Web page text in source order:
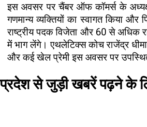
इस अवसर पर चैंबर ऑफ कॉमर्स के
गणमान्य व्यक्तियों का स्वागत किया और
राष्ट्रीय पदक विजेता और 60 से अधिक
में भाग लेंगे। एथलेटिक्स कोच राजेंद्र
और कई खेल प्रेमी इस अवसर पर
प्रदेश से जुड़ी खबरें पढ़ने के